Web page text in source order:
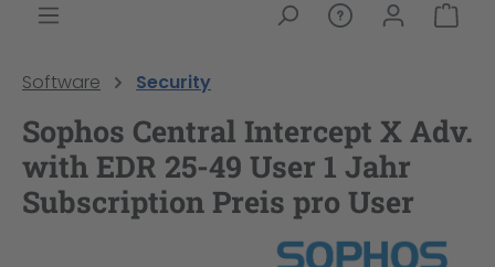
Software Security
Sophos Central Intercept X Adv.
with EDR 25-49 User 1 Jahr
Subscription Preis pro User